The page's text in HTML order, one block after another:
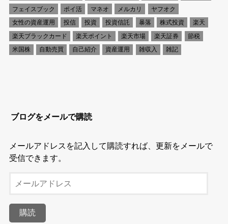
フェイスブック
ポイ活 マネオ メルカリ
ヤフオク
女性の資産運用
投信 投資 投資信託 暴落 株式投資
楽天
楽天ブラックカード
楽天ポイント 楽天市場 楽天証券
節税
米国株
自動売買 自己紹介 資産運用 雑収入 雑記
ブログをメールで購読
メールアドレスを記入して購読すれば、更新をメールで
受信できます。
ル
購読